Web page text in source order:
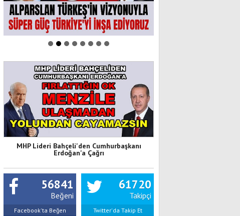
MHP Lideri Bahçeli'den Cumhurbaşkanı
Erdoğan'a Çağrı
56841
Beğeni
Facebook'ta Beğen
61720
Takipçi
Twitter'da Takip Et